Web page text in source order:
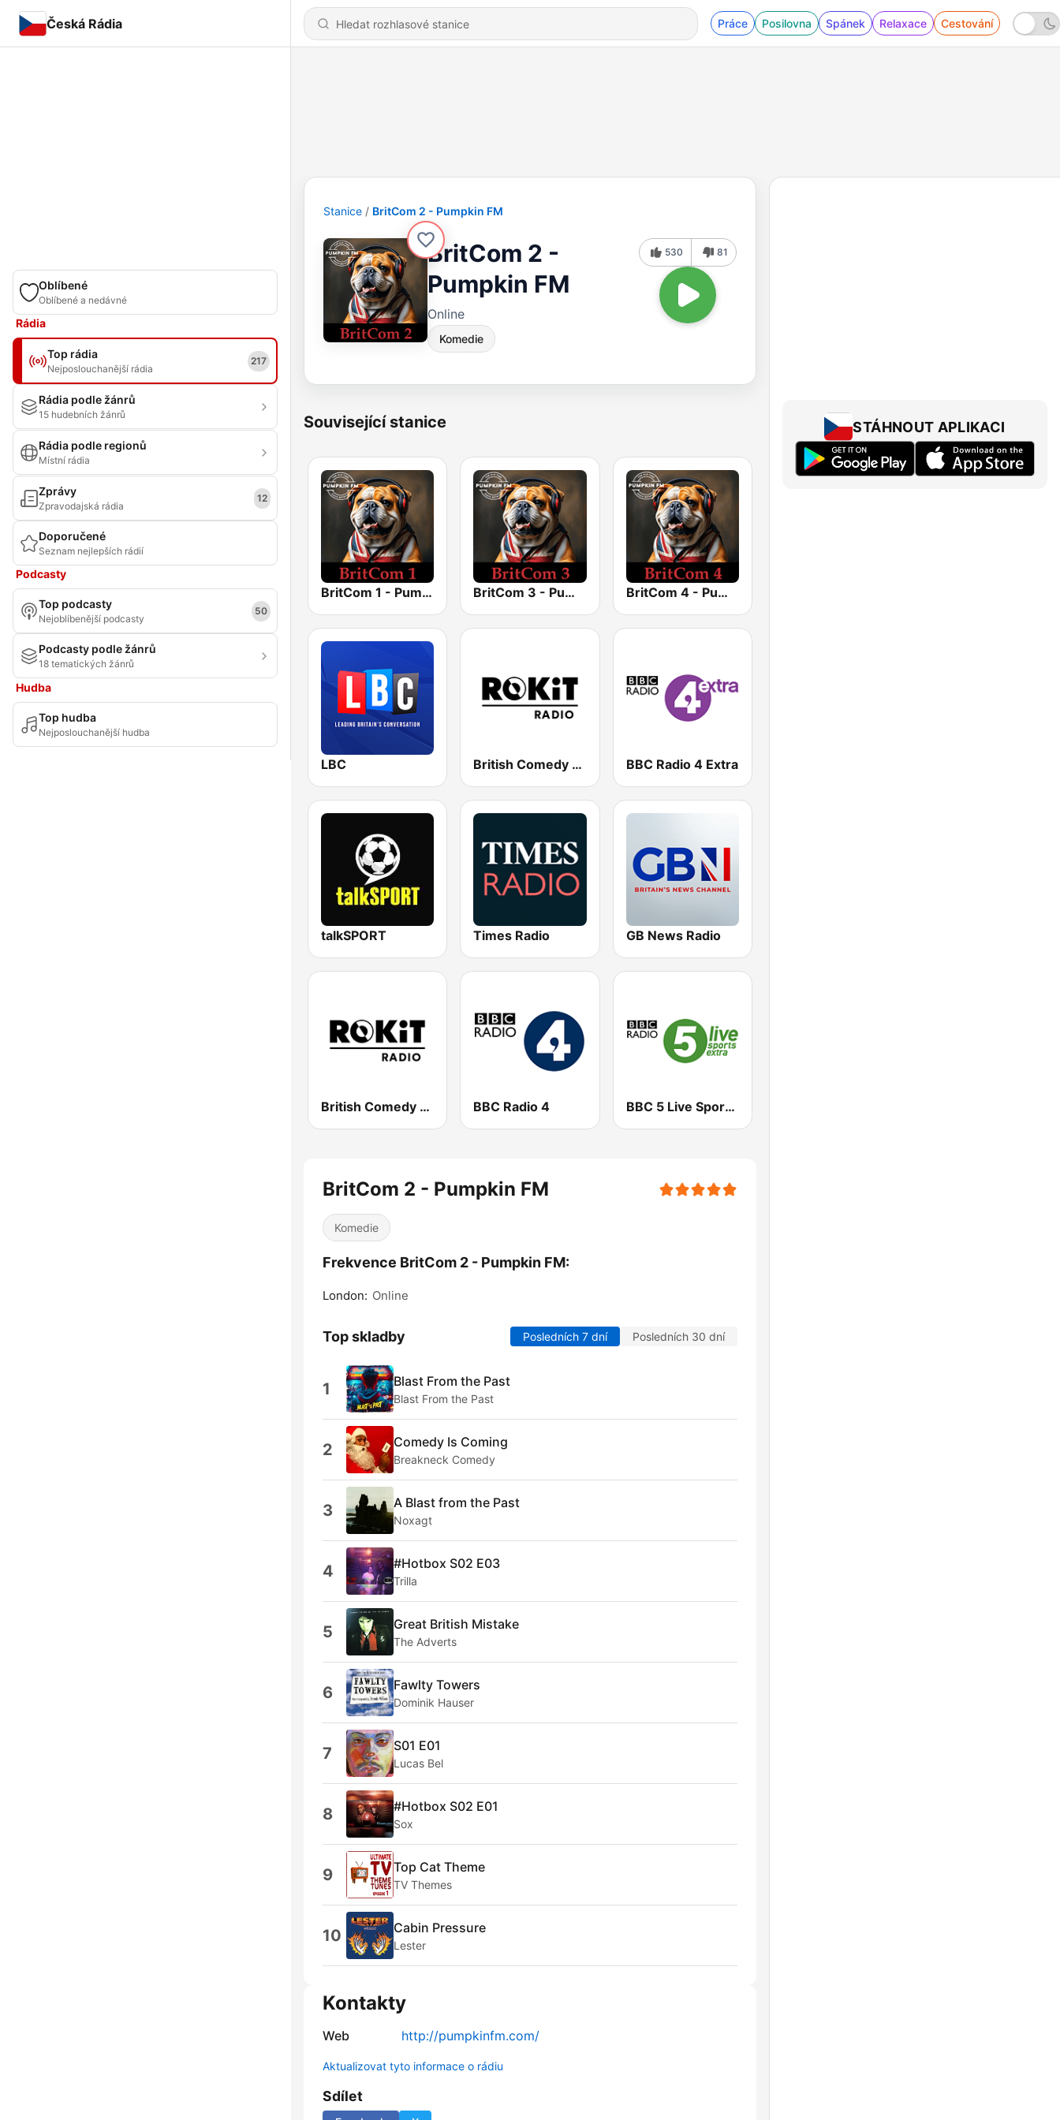
Česká Rádia Práce Posilovna Spánek Relaxace Cestování
Oblíbené
Oblíbené a nedávné
Rádia
Top rádia
Nejposlouchanější rádia
217
Rádia podle žánrů
15 hudebních žánrů
Rádia podle regionů
Místní rádia
Zprávy
Zpravodajská rádia
12
Doporučené
Seznam nejlepších rádií
Podcasty
Top podcasty
Nejoblíbenější podcasty
50
Podcasty podle žánrů
18 tematických žánrů
Hudba
Top hudba
Nejposlouchanější hudba
Stanice BritCom 2 - Pumpkin FM
BritCom 2 -
Pumpkin FM
Online
Komedie
530 81
Související stanice
BritCom 1 - Pumpkin FM BritCom 3 - Pumpkin FM BritCom 4 - Pumpkin FM
LBC British Comedy 2 - ROKiT Radio Network BBC Radio 4 Extra
talkSPORT Times Radio GB News Radio
British Comedy 1 - ROKiT Radio Network BBC Radio 4 BBC 5 Live Sports Extra (UK Only)
BritCom 2 - Pumpkin FM
Komedie
Frekvence BritCom 2 - Pumpkin FM:
London: Online
Top skladby Posledních 7 dní Posledních 30 dní
1 Blast From the Past
Blast From the Past
2 Comedy Is Coming
Breakneck Comedy
3 A Blast from the Past
Noxagt
4 #Hotbox S02 E03
Trilla
5 Great British Mistake
The Adverts
6 Fawlty Towers
Dominik Hauser
7 S01 E01
Lucas Bel
8 #Hotbox S02 E01
Sox
9 Top Cat Theme
TV Themes
10 Cabin Pressure
Lester
Kontakty
Web http://pumpkinfm.com/
Aktualizovat tyto informace o rádiu
Sdílet
STÁHNOUT APLIKACI